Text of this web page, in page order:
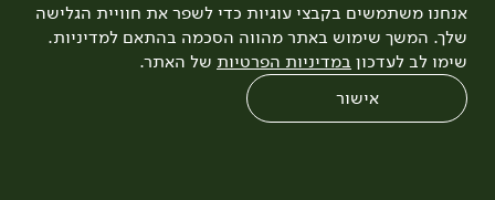
אנחנו משתמשים בקבצי עוגיות כדי לשפר את חוויית הגלישה
שלך. המשך שימוש באתר מהווה הסכמה בהתאם למדיניות.
שימו לב לעדכון במדיניות הפרטיות של האתר.
אישור